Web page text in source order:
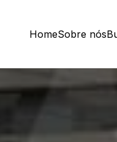
HomeSobre nós